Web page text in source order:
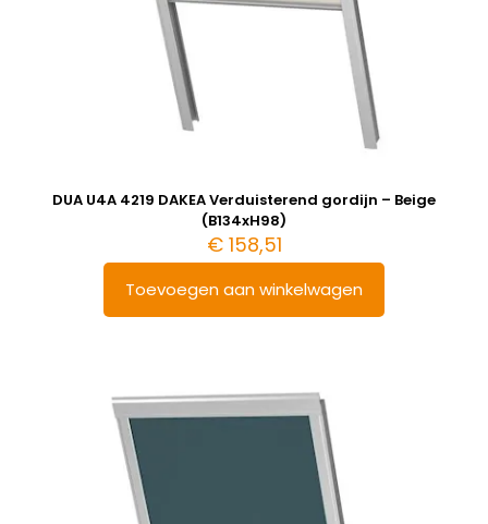
DUA U4A 4219 DAKEA Verduisterend gordijn – Beige
(B134xH98)
€158,51
Toevoegen aan winkelwagen